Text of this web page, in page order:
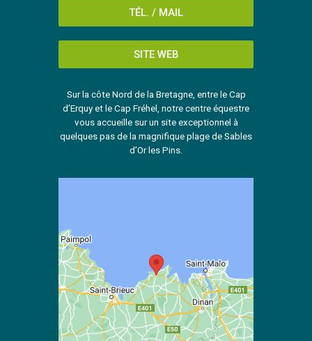
TÉL. / MAIL
SITE WEB
Sur la côte Nord de la Bretagne, entre le Cap
d’Erquy et le Cap Fréhel, notre centre équestre
vous accueille sur un site exceptionnel à
quelques pas de la magnifique plage de Sables
d’Or les Pins.